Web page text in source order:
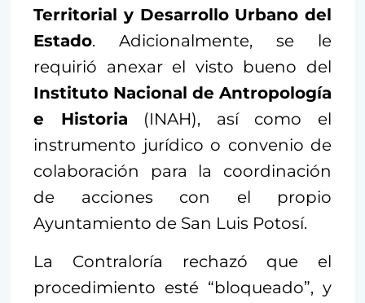
Territorial y Desarrollo Urbano del
Estado. Adicionalmente, se le
requirió anexar el visto bueno del
Instituto Nacional de Antropología
e Historia (INAH), así como el
instrumento jurídico o convenio de
colaboración para la coordinación
de acciones con el propio
Ayuntamiento de San Luis Potosí.
La Contraloría rechazó que el
procedimiento esté “bloqueado”, y